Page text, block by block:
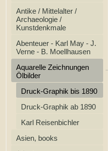
Antike / Mittelalter /
Archaeologie /
Kunstdenkmale
Abenteuer - Karl May - J.
Verne - B. Moellhausen
Aquarelle Zeichnungen
Ölbilder
Druck-Graphik bis 1890
Druck-Graphik ab 1890
Karl Reisenbichler
Asien, books